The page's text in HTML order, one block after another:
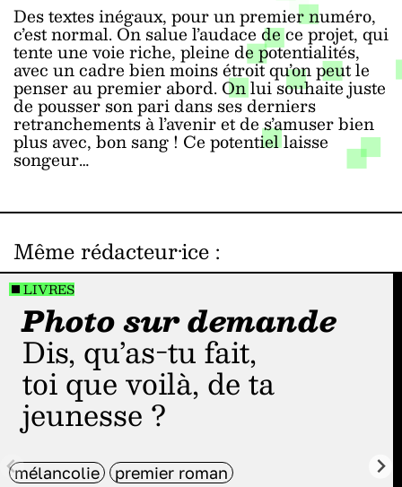
Des textes inégaux, pour un premier numéro,
c’est normal. On salue l’audace de ce projet, qui
tente une voie riche, pleine de potentialités,
avec un cadre bien moins étroit qu’on peut le
penser au premier abord. On lui souhaite juste
de pousser son pari dans ses derniers
retranchements à l’avenir et de s’amuser bien
plus avec, bon sang ! Ce potentiel laisse
songeur…
Même rédacteur·ice :
LIVRES
Photo sur demande
Dis, qu’as-tu fait,
toi que voilà, de ta
jeunesse ?
mélancolie premier roman